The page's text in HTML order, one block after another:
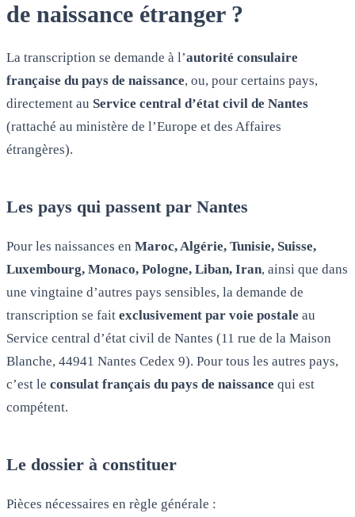
de naissance étranger ?
La transcription se demande à l’autorité consulaire
française du pays de naissance, ou, pour certains pays,
directement au Service central d’état civil de Nantes
(rattaché au ministère de l’Europe et des Affaires
étrangères).
Les pays qui passent par Nantes
Pour les naissances en Maroc, Algérie, Tunisie, Suisse,
Luxembourg, Monaco, Pologne, Liban, Iran, ainsi que dans
une vingtaine d’autres pays sensibles, la demande de
transcription se fait exclusivement par voie postale au
Service central d’état civil de Nantes (11 rue de la Maison
Blanche, 44941 Nantes Cedex 9). Pour tous les autres pays,
c’est le consulat français du pays de naissance qui est
compétent.
Le dossier à constituer
Pièces nécessaires en règle générale :